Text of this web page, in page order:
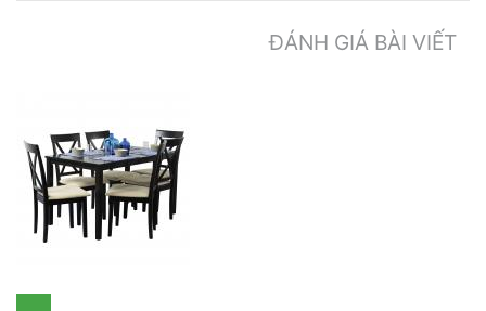
ĐÁNH GIÁ BÀI VIẾT